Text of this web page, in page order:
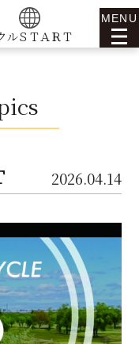
MENU
ルＳＴＡＲＴ
2026.04.14